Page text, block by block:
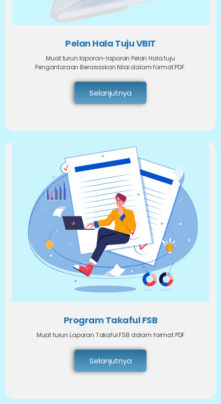
Pelan Hala Tuju VBIT
Muat turun laporan-laporan Pelan Hala tuju
Pengantaraan Berasaskan Nilai dalam format PDF.
Selanjutnya
Program Takaful FSB
Muat turun Laporan Takaful FSB dalam format PDF
Selanjutnya